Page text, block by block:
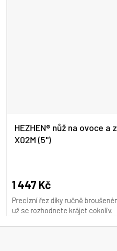
HEZHEN® nůž na ovoce a
X02M (5")
produktu
je
5,0
z
1 447 Kč
Precizní řez díky ručně
už se rozhodnete krájet cokoliv.